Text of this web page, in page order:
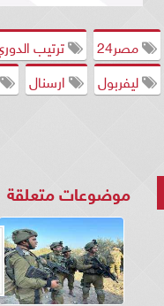
مصر24 ترتيب
ليفربول
ارسنال
موضوعات متعلقة